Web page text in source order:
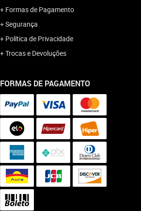
Formas de Pagamento
Segurança
Política de Privacidade
Trocas e Devoluções
FORMAS DE PAGAMENTO